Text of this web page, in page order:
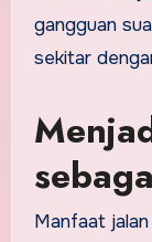
gangguan
sekitar
Manfaat